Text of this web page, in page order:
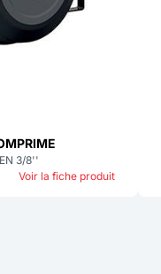
3/8''
Voir la fiche produit